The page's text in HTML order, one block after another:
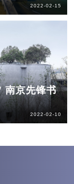
2022-02-15
南京先锋书
2022-02-10